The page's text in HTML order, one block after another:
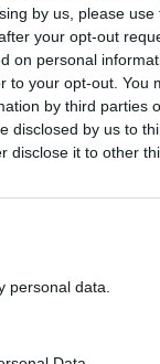
by us, please
your opt-out
on personal
to your opt-out. You
by third parties
disclosed by us to
disclose it to other
personal data.